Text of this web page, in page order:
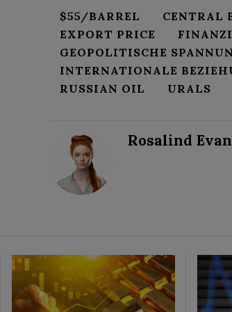
$55/BARREL CENTRAL
EXPORT PRICE
GEOPOLITISCHE
INTERNATIONALE
RUSSIAN OIL
URALS
Rosalind